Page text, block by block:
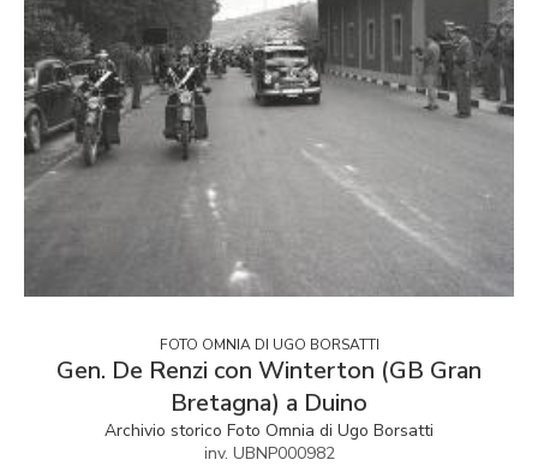
FOTO OMNIA DI UGO BORSATTI
Gen. De Renzi con Winterton (GB Gran
Bretagna) a Duino
Archivio storico Foto Omnia di Ugo Borsatti
inv. UBNP000982